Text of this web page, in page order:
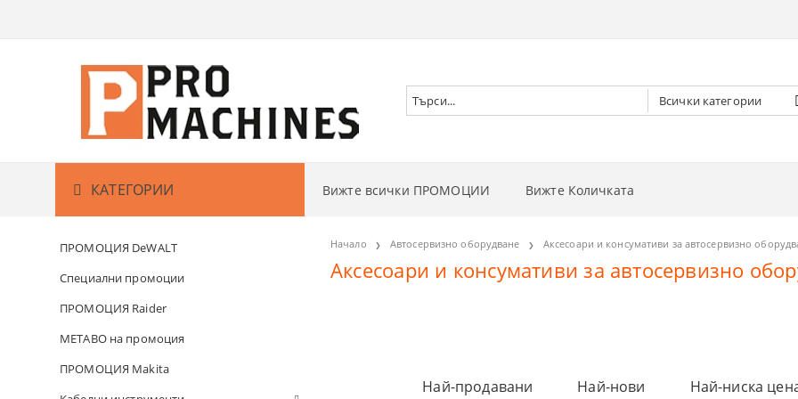
КАТЕГОРИИ
АКУМУЛАТОРНИ ВИНТОВЕРТИ
АКУМУЛАТОРНИ ГАЙКОВЕРТИ
Кабелни машини БОРМАШИНИ
Градина
Измервателни уреди
Вижте всички ПРОМОЦИИ Вижте Количката
ПРОМОЦИЯ DeWALT
Специални промоции
ПРОМОЦИЯ Raider
METABO на промоция
ПРОМОЦИЯ Makita
Начало Автосервизно оборудване Аксесоари и консумативи за автосервизно
Аксесоари и консумативи за автосервизно
Най-продавани Най-нови Най-ниска